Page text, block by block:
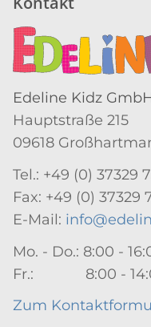
Edeline Kidz
Hauptstraße 215
09618
Tel.: +49 (0) 37329
Fax: +49 (0) 37329
E-Mail:
Mo. - Do.: 8:00 -
Fr.: 8:00 -
Zum